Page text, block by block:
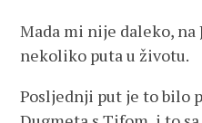
Mada mi nije daleko, na
nekoliko puta u životu.
Posljednji put je to bilo